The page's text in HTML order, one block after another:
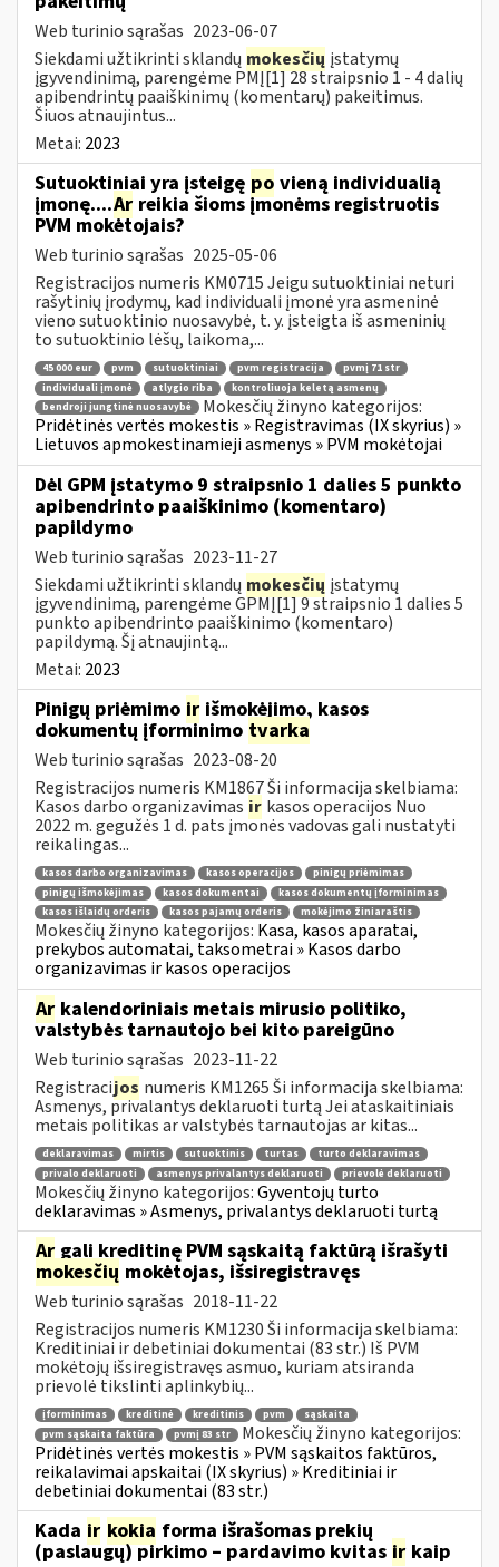
Web turinio sąrašas 2023-06-07
Siekdami užtikrinti sklandų mokesčių įstatymų
įgyvendinimą, parengėme PMĮ[1] 28 straipsnio 1 - 4 dalių
apibendrintų paaiškinimų (komentarų) pakeitimus.
Šiuos atnaujintus...
Metai: 2023
Sutuoktiniai yra įsteigę po vieną individualią
įmonę....Ar reikia šioms įmonėms registruotis
PVM mokėtojais?
Web turinio sąrašas 2025-05-06
Registracijos numeris KM0715 Jeigu sutuoktiniai neturi
rašytinių įrodymų, kad individuali įmonė yra asmeninė
vieno sutuoktinio nuosavybė, t. y. įsteigta iš asmeninių
to sutuoktinio lėšų, laikoma,...
45 000 eur pvm sutuoktiniai pvm registracija
pvmį 71 str
individuali įmonė
atlygio riba
kontroliuoja keletą asmenų
bendroji jungtinė nuosavybė
Mokesčių žinyno kategorijos:
Pridėtinės vertės mokestis » Registravimas (IX skyrius) »
Lietuvos apmokestinamieji asmenys » PVM mokėtojai
Dėl GPM įstatymo 9 straipsnio 1 dalies 5 punkto
apibendrinto paaiškinimo (komentaro)
papildymo
Web turinio sąrašas 2023-11-27
Siekdami užtikrinti sklandų mokesčių įstatymų
įgyvendinimą, parengėme GPMĮ[1] 9 straipsnio 1 dalies 5
punkto apibendrinto paaiškinimo (komentaro)
papildymą. Šį atnaujintą...
Metai: 2023
Pinigų priėmimo ir išmokėjimo, kasos
dokumentų įforminimo tvarka
Web turinio sąrašas 2023-08-20
Registracijos numeris KM1867 Ši informacija skelbiama:
Kasos darbo organizavimas ir kasos operacijos Nuo
2022 m. gegužės 1 d. pats įmonės vadovas gali nustatyti
reikalingas...
kasos darbo organizavimas kasos operacijos
pinigų priėmimas
pinigų išmokėjimas
kasos dokumentai
kasos dokumentų įforminimas
kasos išlaidų orderis
kasos pajamų orderis mokėjimo žiniaraštis
Mokesčių žinyno kategorijos: Kasa, kasos aparatai,
prekybos automatai, taksometrai » Kasos darbo
organizavimas ir kasos operacijos
Ar kalendoriniais metais mirusio politiko,
valstybės tarnautojo bei kito pareigūno
Web turinio sąrašas 2023-11-22
Registracijos numeris KM1265 Ši informacija skelbiama:
Asmenys, privalantys deklaruoti turtą Jei ataskaitiniais
metais politikas ar valstybės tarnautojas ar kitas...
deklaravimas mirtis sutuoktinis turtas
turto deklaravimas
privalo deklaruoti
asmenys privalantys deklaruoti prievolė deklaruoti
Mokesčių žinyno kategorijos:Gyventojų turto
deklaravimas » Asmenys, privalantys deklaruoti turtą
Ar gali kreditinę PVM sąskaitą faktūrą išrašyti
mokesčių mokėtojas, išsiregistravęs
Web turinio sąrašas 2018-11-22
Registracijos numeris KM1230 Ši informacija skelbiama:
Kreditiniai ir debetiniai dokumentai (83 str.) Iš PVM
mokėtojų išsiregistravęs asmuo, kuriam atsiranda
prievolė tikslinti aplinkybių...
įforminimas kreditinė kreditinis pvm
sąskaita
pvm sąskaita faktūra
pvmį 83 str
Mokesčių žinyno kategorijos:
Pridėtinės vertės mokestis » PVM sąskaitos faktūros,
reikalavimai apskaitai (IX skyrius) » Kreditiniai ir
debetiniai dokumentai (83 str.)
Kada ir kokia forma išrašomas prekių
(paslaugų) pirkimo – pardavimo kvitas ir kaip